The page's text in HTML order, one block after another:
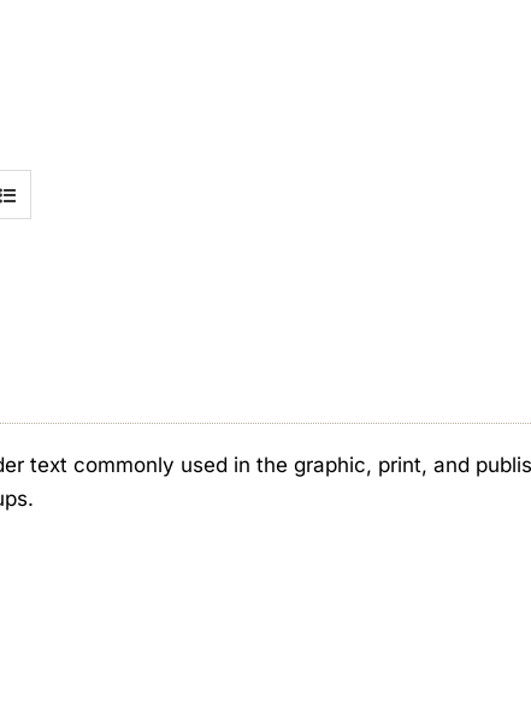
text commonly used in the graphic, print, and